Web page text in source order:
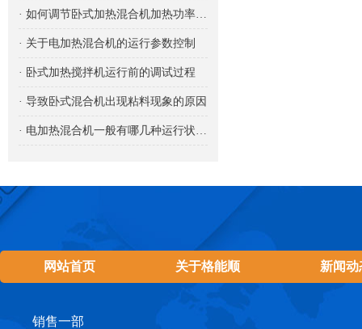
· 如何调节卧式加热混合机加热功率的大小
· 关于电加热混合机的运行参数控制
· 卧式加热搅拌机运行前的调试过程
· 导致卧式混合机出现粘料现象的原因
· 电加热混合机一般有哪几种运行状态？
网站首页 关于格能顺 新闻动
销售一部